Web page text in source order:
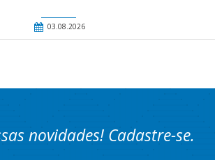
03.08.2026
novidades! Cadastre-se.